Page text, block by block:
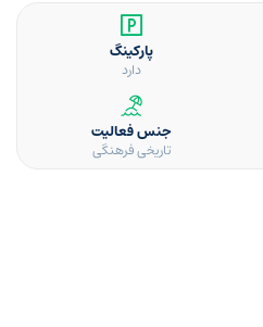
پارکینگ
دارد
جنس فعالیت
تاریخی فرهنگی